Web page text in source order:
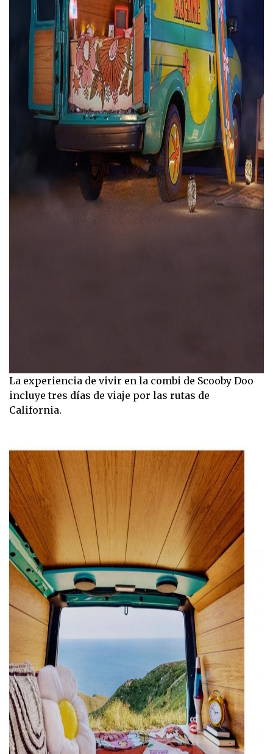
La experiencia de vivir en la combi de Scooby Doo
incluye tres días de viaje por las rutas de
California.